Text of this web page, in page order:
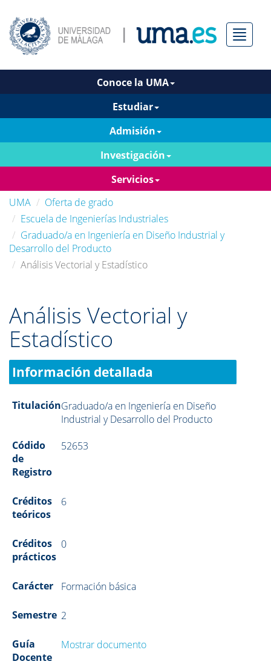
Menú
Conoce la UMA
Estudiar
Admisión
Investigación
Servicios
UMA
Oferta de grado
Escuela de Ingenierías Industriales
Graduado/a en Ingeniería en Diseño Industrial y
Desarrollo del Producto
Análisis Vectorial y Estadístico
Análisis Vectorial y
Estadístico
Información detallada
TitulaciónGraduado/a en Ingeniería en Diseño
Industrial y Desarrollo del Producto
Códido
de
Registro
52653
Créditos
teóricos
6
Créditos
prácticos
0
Carácter Formación básica
Semestre 2
Guía
Docente
Mostrar documento